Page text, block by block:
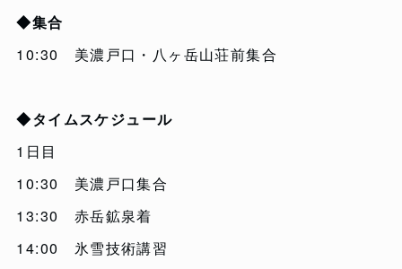
◆集合
10:30 美濃戸口・八ヶ岳山荘前集合
◆タイムスケジュール
1日目
10:30 美濃戸口集合
13:30 赤岳鉱泉着
14:00 氷雪技術講習